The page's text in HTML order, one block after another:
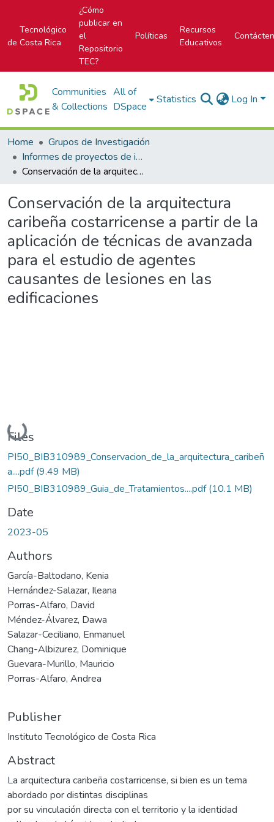
Tecnológico
de Costa Rica
¿Cómo
publicar en
el
Repositorio
TEC?
Políticas
Recursos
Educativos
Communities
& Collections
All of
DSpace
Statistics Log In
Home
Grupos de Investigación
Informes de proyectos de investigación
Conservación de la arquitectura caribeña costarricense a partir de la aplicación de técnicas de avanzada para el estudio de agentes causantes de lesiones en las edificaciones
Conservación de la arquitectura
caribeña costarricense a partir de la
aplicación de técnicas de avanzada
para el estudio de agentes
causantes de lesiones en las
edificaciones
Loading...
Files
PI50_BIB310989_Conservacion_de_la_arquitectura_caribeñ
a....pdf(9.49 MB)
PI50_BIB310989_Guia_de_Tratamientos....pdf(10.1 MB)
Date
2023-05
Authors
García-Baltodano, Kenia
Hernández-Salazar, Ileana
Porras-Alfaro, David
Méndez-Álvarez, Dawa
Salazar-Ceciliano, Enmanuel
Chang-Albizurez, Dominique
Guevara-Murillo, Mauricio
Porras-Alfaro, Andrea
Publisher
Instituto Tecnológico de Costa Rica
Abstract
La arquitectura caribeña costarricense, si bien es un tema
abordado por distintas disciplinas
por su vinculación directa con el territorio y la identidad